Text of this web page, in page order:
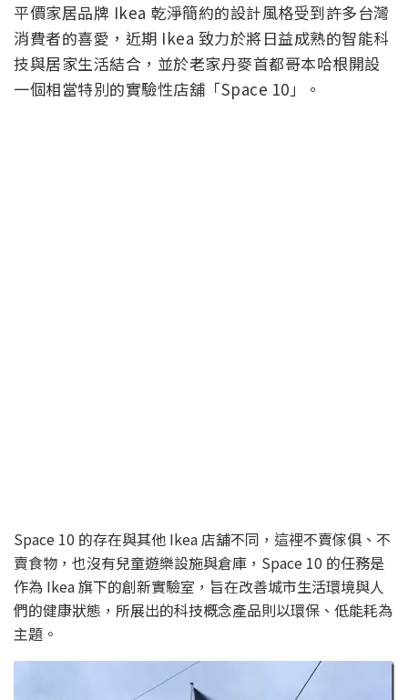
平價家居品牌 Ikea 乾淨簡約的設計風格受到許多台灣
消費者的喜愛，近期 Ikea 致力於將日益成熟的智能科
技與居家生活結合，並於老家丹麥首都哥本哈根開設
一個相當特別的實驗性店舖「Space 10」。
Space 10 的存在與其他 Ikea 店舖不同，這裡不賣傢俱、不
賣食物，也沒有兒童遊樂設施與倉庫，Space 10 的任務是
作為 Ikea 旗下的創新實驗室，旨在改善城市生活環境與人
們的健康狀態，所展出的科技概念產品則以環保、低能耗為
主題。